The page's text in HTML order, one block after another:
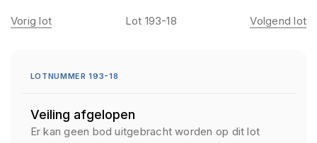
Vorig lot Lot 193-18 Volgend lot
LOTNUMMER 193-18
Veiling afgelopen
Er kan geen bod uitgebracht worden op dit lot